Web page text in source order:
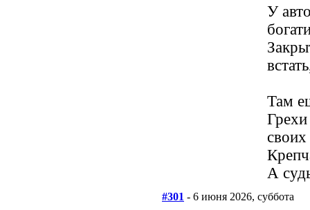
У
Там
Грехи
А
#301 - 6 июня 2026, суббота